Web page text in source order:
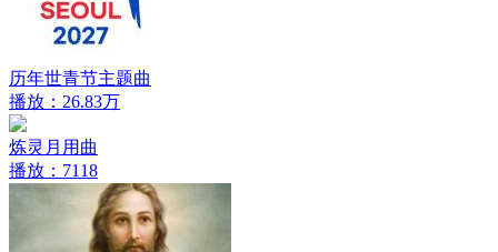
历年世青节主题曲
播放：26.83万
炼灵月用曲
播放：7118